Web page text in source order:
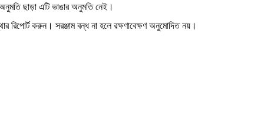
ছাড়া এটি ভাঙার অনুমতি নেই।
রিপোর্ট করুন। সরঞ্জাম বন্ধ না হলে রক্ষণাবেক্ষণ অনুমোদিত নয়।